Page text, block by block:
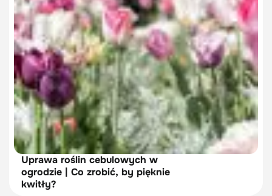
Uprawa roślin cebulowych w
ogrodzie | Co zrobić, by pięknie
kwitły?